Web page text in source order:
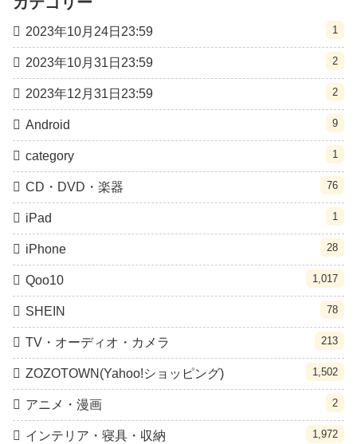
2023年10月24日23:59 1
2023年10月31日23:59 2
2023年12月31日23:59 2
Android 9
category 1
CD・DVD・楽器 76
iPad 1
iPhone 28
Qoo10 1,017
SHEIN 78
TV・オーディオ・カメラ 213
ZOZOTOWN(Yahoo!ショッピング) 1,502
アニメ・漫画 2
インテリア・寝具・収納 1,972